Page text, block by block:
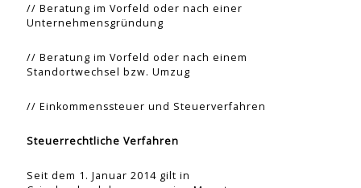
// Beratung im Vorfeld oder nach einer
Unternehmensgründung
// Beratung im Vorfeld oder nach einem
Standortwechsel bzw. Umzug
// Einkommenssteuer und Steuerverfahren
Steuerrechtliche Verfahren
Seit dem 1. Januar 2014 gilt in